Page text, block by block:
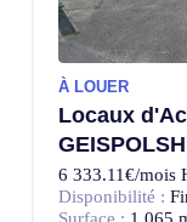
À LOUER
Locaux
6 333.11€/mois
Disponibilité :